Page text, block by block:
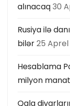
alınacaq30
Rusiya ilə
bilər25 Aprel
Hesablama
milyon
Qala